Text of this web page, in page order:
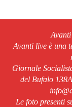
Avanti live è una
Giornale
del Bufalo
Le foto presenti